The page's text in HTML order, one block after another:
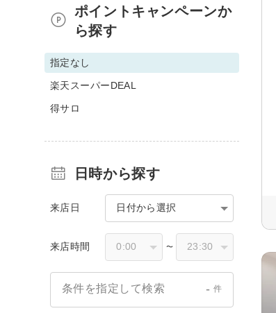
ポイントキャンペーンか
ら探す
指定なし
楽天スーパーDEAL
得サロ
日時から探す
来店日 日付から選択
来店時間 〜
条件を指定して検索 - 件